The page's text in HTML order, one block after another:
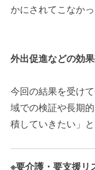
かにされてこなかっ
外出促進などの効
今回の結果を受け
域での検証や長期
積していきたい」
※要介護・要支援